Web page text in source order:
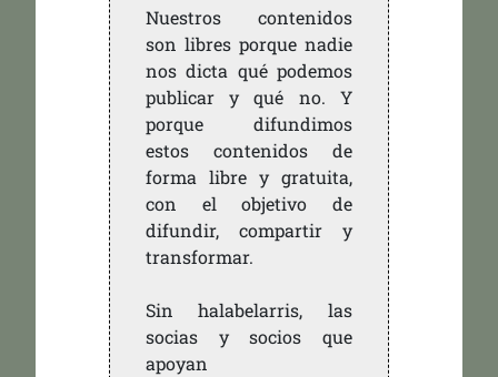
Nuestros contenidos
son libres porque nadie
nos dicta qué podemos
publicar y qué no. Y
porque difundimos
estos contenidos de
forma libre y gratuita,
con el objetivo de
difundir, compartir y
transformar.
Sin halabelarris, las
socias y socios que
apoyan